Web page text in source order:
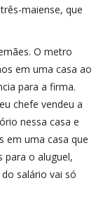
maiense, que
O metro
em uma casa ao
para a firma.
chefe vendeu a
nessa casa e
em uma casa que
para o aluguel,
salário vai só